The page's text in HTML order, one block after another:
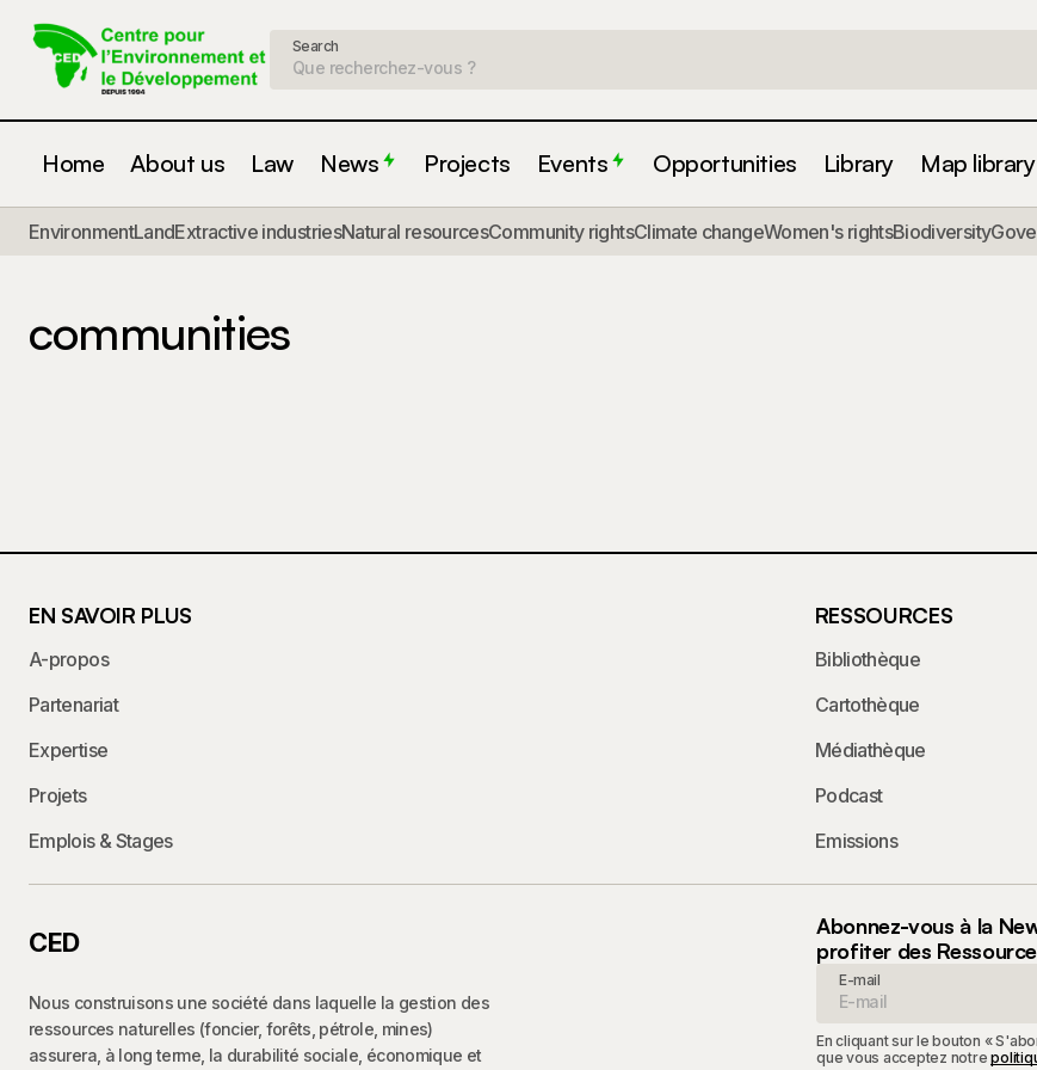
Search
Home About us Law News Projects Events Opportunities Library Map library
EnvironmentLandExtractive industriesNatural resourcesCommunity rightsClimate changeWomen's rightsBiodiversity
communities
CED
Nous construisons une société dans laquelle la gestion des
ressources naturelles (foncier, forêts, pétrole, mines)
assurera, à long terme, la durabilité sociale, économique et
EN SAVOIR PLUS
A-propos
Partenariat
Expertise
Projets
Emplois & Stages
RESSOURCES
Bibliothèque
Cartothèque
Médiathèque
Podcast
Emissions
Abonnez-vous à la
profiter des
E-mail
En cliquant sur le bouton «
que vous acceptez notre